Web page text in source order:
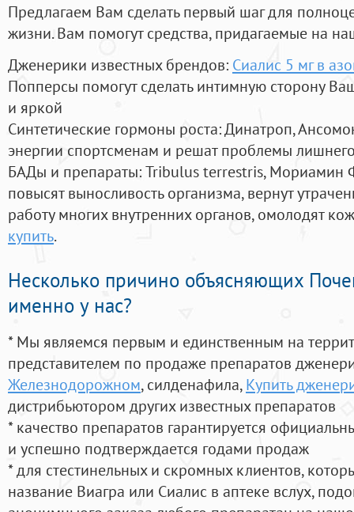
Предлагаем Вам сделать первый шаг для
жизни. Вам помогут средства, придагаемые на
Дженерики известных брендов: Сиалис 5 мг в
Попперсы помогут сделать интимную сторону
и яркой
Синтетические гормоны роста: Динатроп,
энергии спортсменам и решат проблемы
БАДы и препараты:Tribulus terrestris, Мориамин
повысят выносливость организма, вернут
работу многих внутренних органов, омолодят
купить.
Несколько причино объясняющих
именно у нас?
* Мы являемся первым и единственным на
представителем по продаже препаратов
Железнодорожном, силденафила, Купить
дистрибьютором других известных препаратов
* качество препаратов гарантируется
и успешно подтверждается годами продаж
* для стестинельных и скромных клиентов,
название Виагра или Сиалис в аптеке вслух,